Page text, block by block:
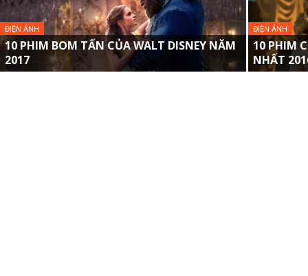
ĐIỆN ẢNH
10 PHIM BOM TẤN CỦA WALT DISNEY NĂM
2017
ĐIỆN ẢNH
10 PHIM
NHẤT